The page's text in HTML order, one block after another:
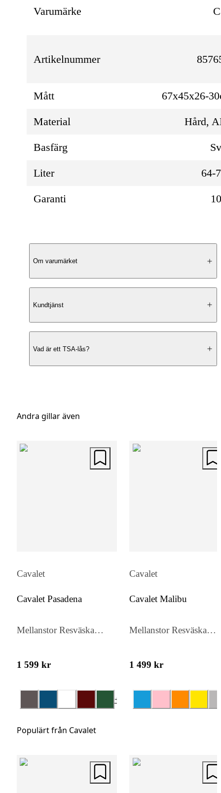
Varumärke
Artikelnummer
Mått 67x45x26-
Material Hård,
Basfärg
Liter 64-
Garanti
Produktbeskrivning
Klassisk Design
kombinerar en
mellan fyra harmoniska färger för att
Organiserad Inredning
TSA-låset ger ökad säkerhet vid
Om varumärket
Kundtjänst
Vad är ett TSA-lås?
Andra gillar även
Cavalet
Cavalet Pasadena
Mellanstor Resväska
1 599 kr
+
Cavalet
Cavalet Malibu
Mellanstor Resväska
1 499 kr
Populärt från Cavalet